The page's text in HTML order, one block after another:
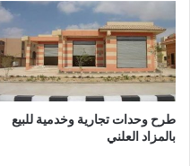
طرح وحدات تجارية وخدمية للبيع
بالمزاد العلني